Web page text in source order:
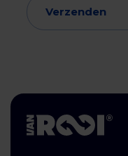
Verzenden